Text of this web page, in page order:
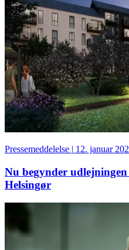
Pressemeddelelse | 12. januar
Nu begynder
Helsingør